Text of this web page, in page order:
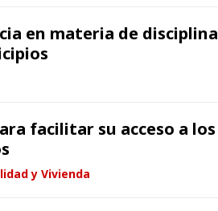
en materia de disciplina
facilitar su acceso a los
y Vivienda